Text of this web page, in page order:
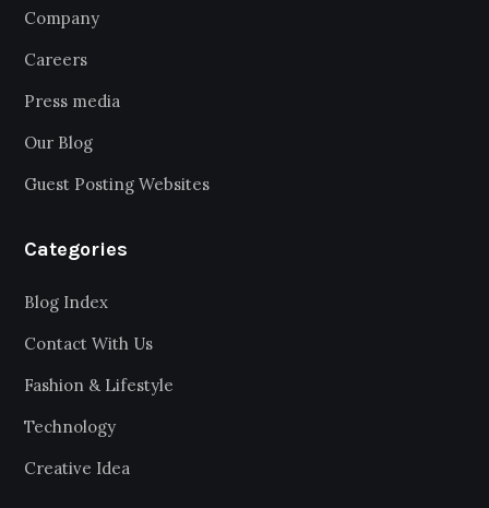
Company
Careers
Press media
Our Blog
Guest Posting Websites
Categories
Blog Index
Contact With Us
Fashion & Lifestyle
Technology
Creative Idea